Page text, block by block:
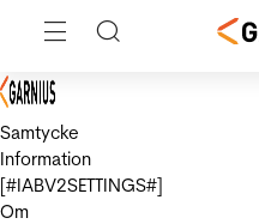
Samtycke
Information
[#IABV2SETTINGS#]
Om